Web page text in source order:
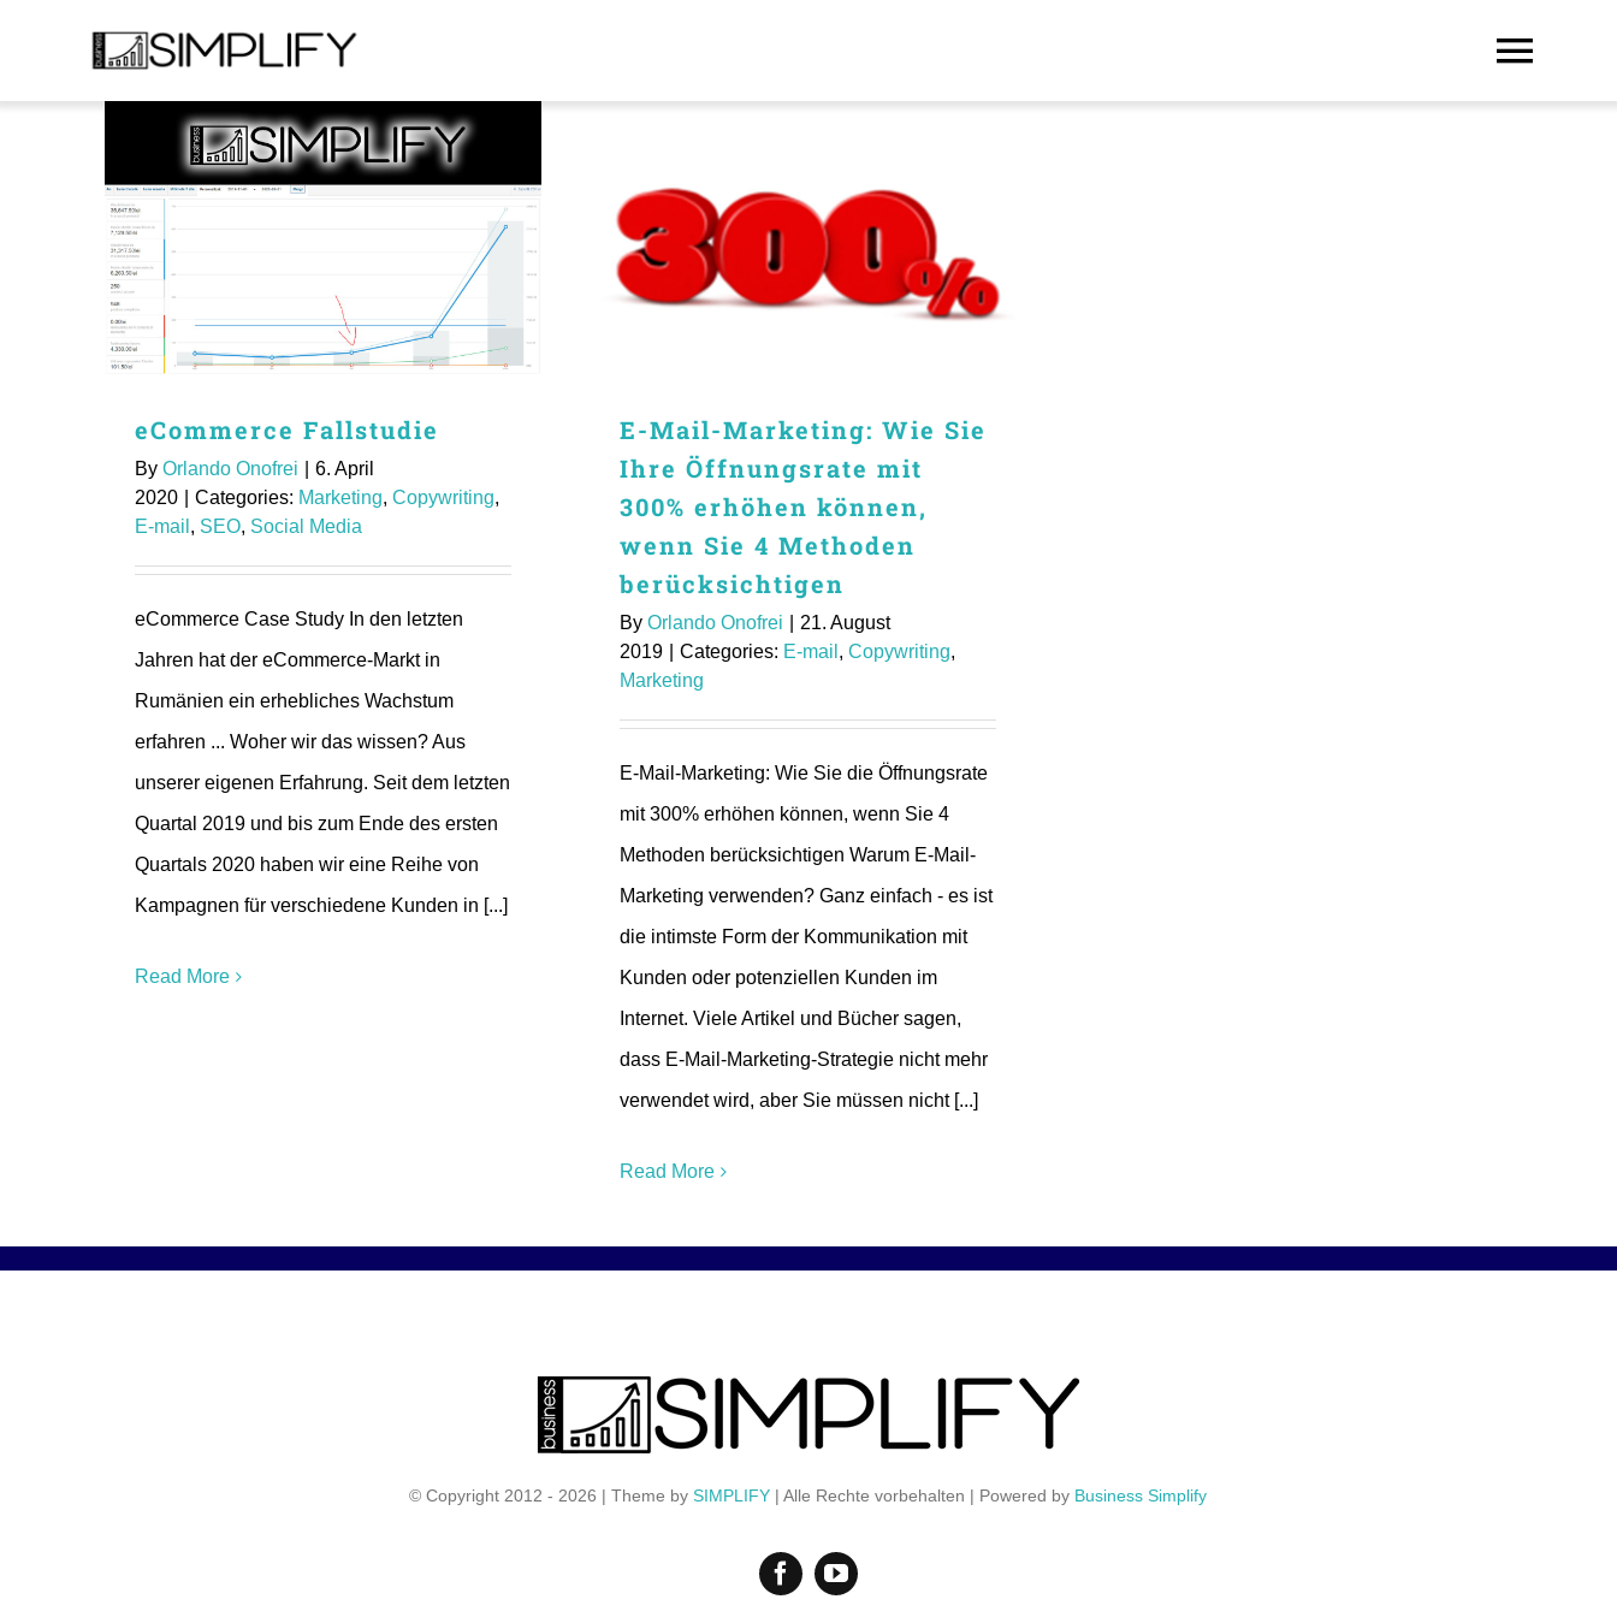
content
Dienstleistungen
eCommerce Fallstudie
By Orlando Onofrei
6. April
2020
Categories: Marketing, Copywriting,
E-mail , SEO, Social Media
eCommerce Case Study In den letzten
Jahren hat der eCommerce-Markt in
Rumänien ein erhebliches Wachstum
erfahren ... Woher wir das wissen? Aus
unserer eigenen Erfahrung. Seit dem letzten
Quartal 2019 und bis zum Ende des ersten
Quartals 2020 haben wir eine Reihe von
Kampagnen für verschiedene Kunden in [...]
Read More
E-Mail-Marketing: Wie Sie
Ihre Öffnungsrate mit
300% erhöhen können,
wenn Sie 4 Methoden
berücksichtigen
By Orlando Onofrei
21. August
2019
Categories: E-mail , Copywriting,
Marketing
E-Mail-Marketing: Wie Sie die Öffnungsrate
mit 300% erhöhen können, wenn Sie 4
Methoden berücksichtigen Warum E-Mail-
Marketing verwenden? Ganz einfach - es ist
die intimste Form der Kommunikation mit
Kunden oder potenziellen Kunden im
Internet. Viele Artikel und Bücher sagen,
dass E-Mail-Marketing-Strategie nicht mehr
verwendet wird, aber Sie müssen nicht [...]
Read More
© Copyright 2012 - 2026 | Theme bySIMPLIFY | Alle Rechte vorbehalten | Powered by Business Simplify